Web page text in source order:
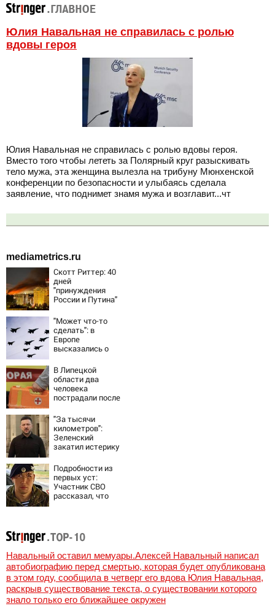
Юлия Навальная не справилась с ролью
вдовы героя
Юлия Навальная не справилась с ролью вдовы героя.
Вместо того чтобы лететь за Полярный круг разыскивать
тело мужа, эта женщина вылезла на трибуну Мюнхенской
конференции по безопасности и улыбаясь сделала
заявление, что поднимет знамя мужа и возглавит...чт
mediametrics.ru
Скотт Риттер: 40
дней
"принуждения
России и Путина"
крах режима
Зеленского
"Может что-то
сделать": в
Европе
высказались о
В Липецкой
области два
человека
пострадали после
"За тысячи
километров":
Зеленский
закатил истерику
ночного удара
Подробности из
первых уст:
Участник СВО
рассказал, что
Навальный оставил мемуары.Алексей Навальный написал
автобиографию перед смертью, которая будет опубликована
в этом году, сообщила в четверг его вдова Юлия Навальная,
раскрыв существование текста, о существовании которого
знало только его ближайшее окружен